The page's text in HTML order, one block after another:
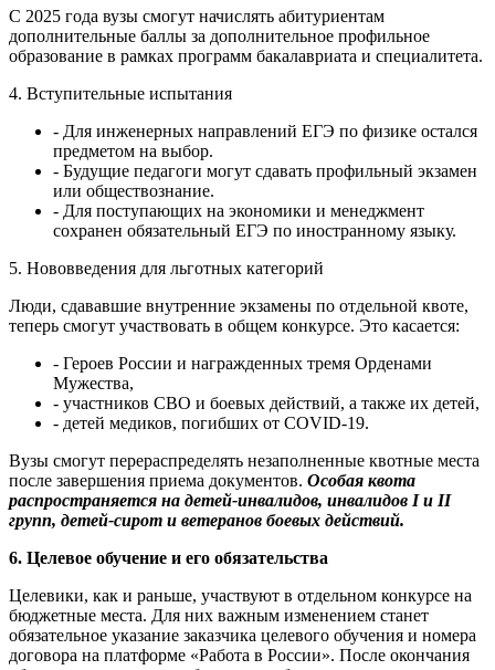
С 2025 года вузы смогут начислять абитуриентам
дополнительные баллы за дополнительное профильное
образование в рамках программ бакалавриата и специалитета.
4. Вступительные испытания
- Для инженерных направлений ЕГЭ по физике остался
предметом на выбор.
- Будущие педагоги могут сдавать профильный экзамен
или обществознание.
- Для поступающих на экономики и менеджмент
сохранен обязательный ЕГЭ по иностранному языку.
5. Нововведения для льготных категорий
Люди, сдававшие внутренние экзамены по отдельной квоте,
теперь смогут участвовать в общем конкурсе. Это касается:
- Героев России и награжденных тремя Орденами
Мужества,
- участников СВО и боевых действий, а также их детей,
- детей медиков, погибших от COVID-19.
Вузы смогут перераспределять незаполненные квотные места
после завершения приема документов. Особая квота
распространяется на детей-инвалидов, инвалидов I и II
групп, детей-сирот и ветеранов боевых действий.
6. Целевое обучение и его обязательства
Целевики, как и раньше, участвуют в отдельном конкурсе на
бюджетные места. Для них важным изменением станет
обязательное указание заказчика целевого обучения и номера
договора на платформе «Работа в России». После окончания